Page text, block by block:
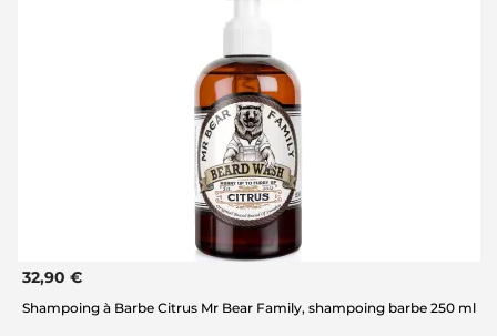
32,90 €
Shampoing à Barbe Citrus Mr Bear Family, shampoing barbe 250 ml